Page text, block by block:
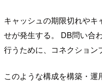
キャッシュの期限切れや
せが発生する。 DB問い合
行うために、コネクション
このような構成を構築・